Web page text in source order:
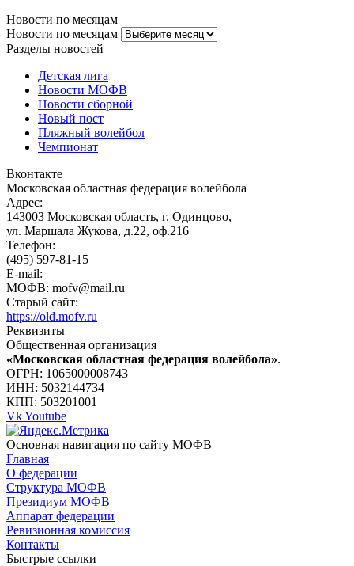
Новости по месяцам
Новости по месяцам
Разделы новостей
Детская лига
Новости МОФВ
Новости сборной
Новый пост
Пляжный волейбол
Чемпионат
Вконтакте
Московская областная федерация волейбола
Адрес:
143003 Московская область, г. Одинцово,
ул. Маршала Жукова, д.22, оф.216
Телефон:
(495) 597-81-15
E-mail:
МОФВ: mofv@mail.ru
Старый сайт:
https://old.mofv.ru
Реквизиты
Общественная организация
«Московская областная федерация волейбола».
ОГРН: 1065000008743
ИНН: 5032144734
КПП: 503201001
VkYoutube
Основная навигация по сайту МОФВ
Главная
О федерации
Структура МОФВ
Президиум МОФВ
Аппарат федерации
Ревизионная комиссия
Контакты
Быстрые ссылки